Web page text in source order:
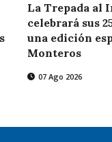
La Trepada al
celebrará sus
una edición
Monteros
07 Ago 2026